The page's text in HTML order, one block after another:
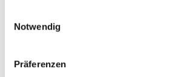
Notwendig
Präferenzen
Technologe/Technologin
Krankenhausstraße 6